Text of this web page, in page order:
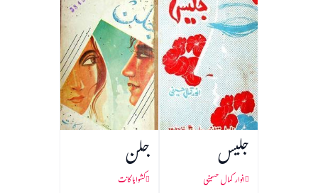
جلیس
انوار کمال حسینی
جلن
کشواہا کانت